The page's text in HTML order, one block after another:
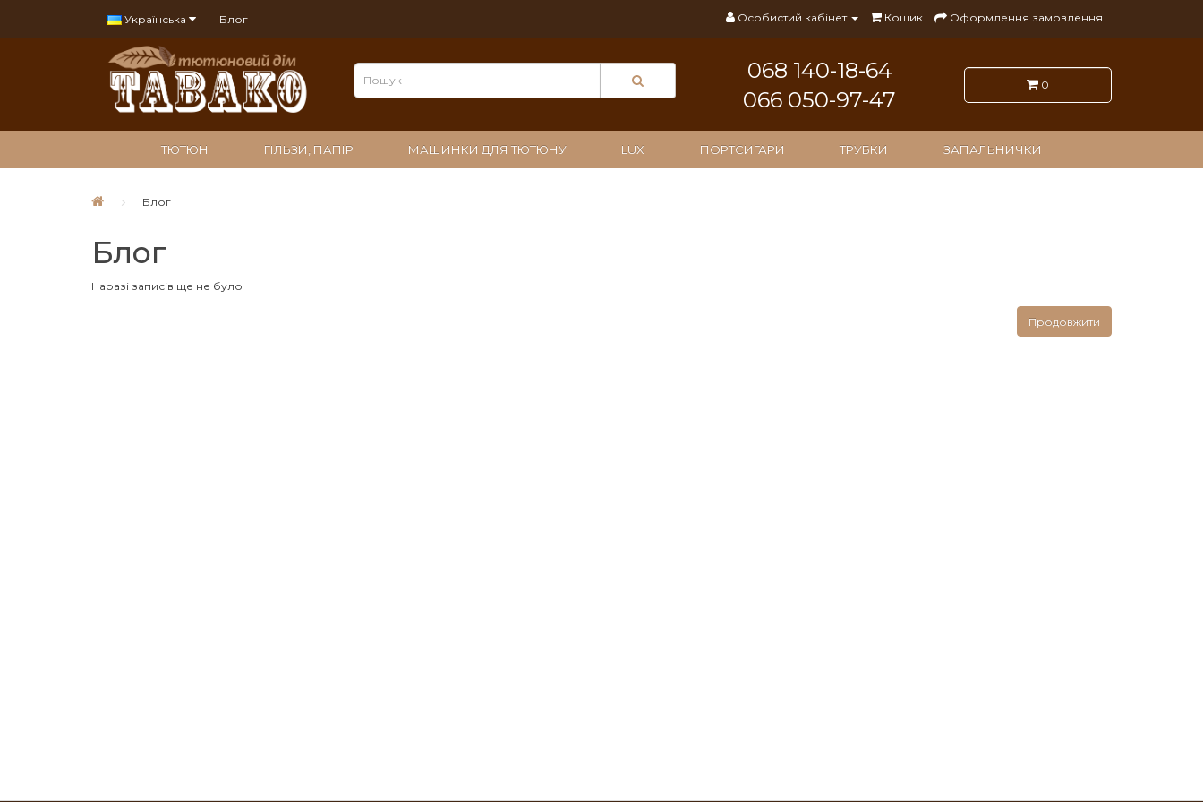
Українська Блог Особистий кабінет Кошик Оформлення замовлення
068 140-18-64
066 050-97-47
0
ТЮТЮН ГІЛЬЗИ, ПАПІР МАШИНКИ ДЛЯ ТЮТЮНУ LUX ПОРТСИГАРИ ТРУБКИ ЗАПАЛЬНИЧКИ
Блог
Блог
Наразі записів ще не було
Продовжити